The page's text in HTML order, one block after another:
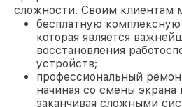
сложности. Своим клиентам
бесплатную
которая является
восстановления
устройств;
профессиональный
начиная со смены экрана
заканчивая сложными